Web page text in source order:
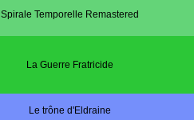
Spirale Temporelle Remastered
La Guerre Fratricide
Le trône d'Eldraine